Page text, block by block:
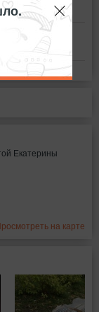
Екатерины
на карте